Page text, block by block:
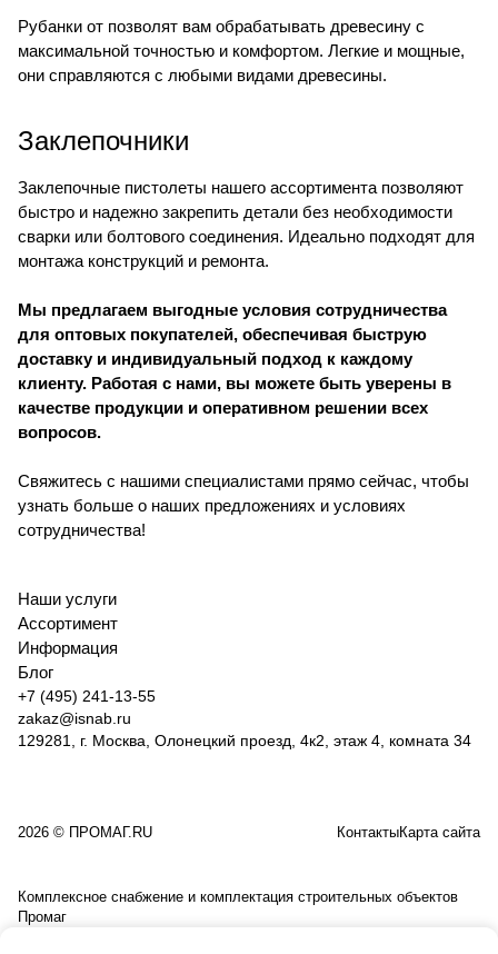
Рубанки от позволят вам обрабатывать древесину с
максимальной точностью и комфортом. Легкие и мощные,
они справляются с любыми видами древесины.
Заклепочники
Заклепочные пистолеты нашего ассортимента позволяют
быстро и надежно закрепить детали без необходимости
сварки или болтового соединения. Идеально подходят для
монтажа конструкций и ремонта.
Мы предлагаем выгодные условия сотрудничества
для оптовых покупателей, обеспечивая быструю
доставку и индивидуальный подход к каждому
клиенту. Работая с нами, вы можете быть уверены в
качестве продукции и оперативном решении всех
вопросов.
Свяжитесь с нашими специалистами прямо сейчас, чтобы
узнать больше о наших предложениях и условиях
сотрудничества!
Наши услуги
Ассортимент
Информация
Блог
+7 (495) 241-13-55
zakaz@isnab.ru
129281, г. Москва, Олонецкий проезд, 4к2, этаж 4, комната 34
2026 © ПРОМАГ.RU КонтактыКарта сайта
Комплексное снабжение и комплектация строительных объектов
Промаг